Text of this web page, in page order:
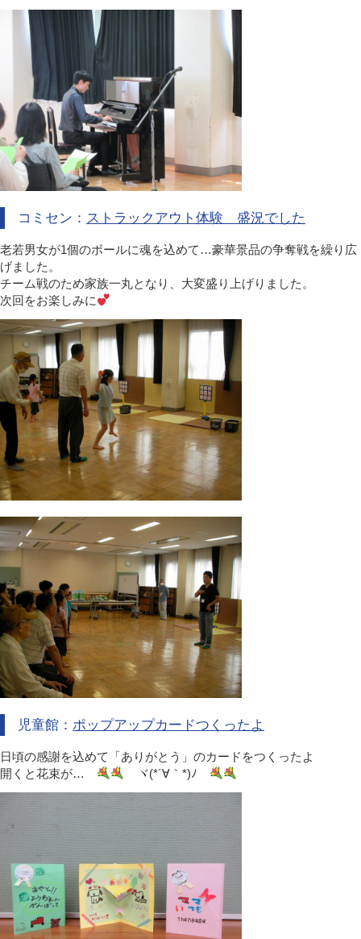
コミセン： ストラックアウト体験 盛況でした
老若男女が1個のボールに魂を込めて…豪華景品の争奪戦を繰り広
げました。
チーム戦のため家族一丸となり、大変盛り上げりました。
次回をお楽しみに
児童館： ポップアップカードつくったよ
日頃の感謝を込めて「ありがとう」のカードをつくったよ
開くと花束が…
ヾ(*´∀｀*)ﾉ